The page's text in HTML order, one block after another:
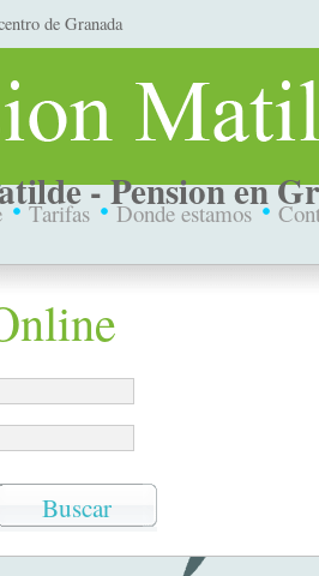
- Pension en
de Granada
Tarifas Donde estamos